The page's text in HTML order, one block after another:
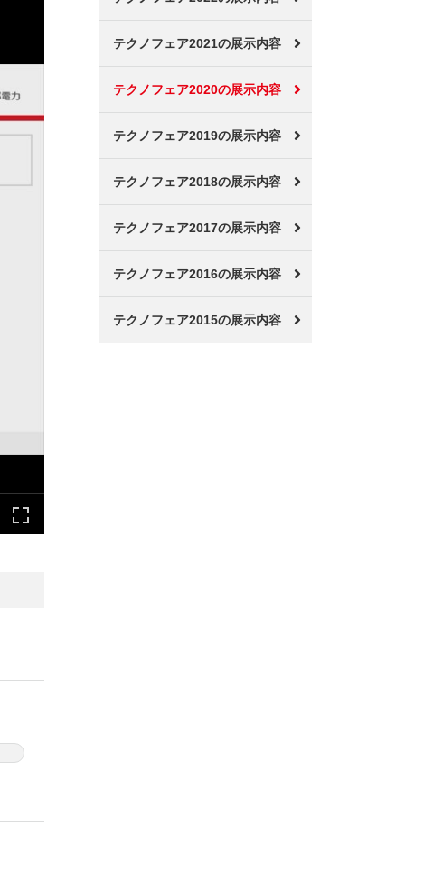
テクノフェア2021の展示内容
テクノフェア2020の展示内容
テクノフェア2019の展示内容
テクノフェア2018の展示内容
テクノフェア2017の展示内容
テクノフェア2016の展示内容
テクノフェア2015の展示内容